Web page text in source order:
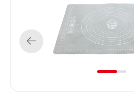
Previous
1 234